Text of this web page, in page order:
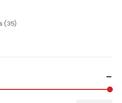
(35)